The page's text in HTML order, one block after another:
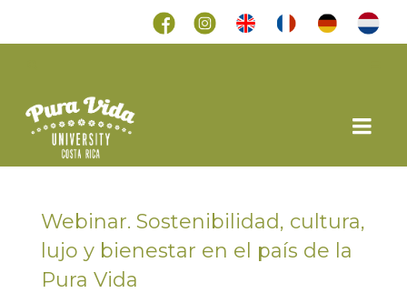
Webinar. Sostenibilidad, cultura,
lujo y bienestar en el país de la
Pura Vida